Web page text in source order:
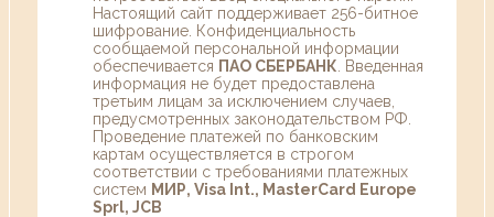
Настоящий сайт поддерживает 256-битное
шифрование. Конфиденциальность
сообщаемой персональной информации
обеспечивается ПАО СБЕРБАНК . Введенная
информация не будет предоставлена
третьим лицам за исключением случаев,
предусмотренных законодательством РФ.
Проведение платежей по банковским
картам осуществляется в строгом
соответствии с требованиями платежных
систем МИР, Visa Int., MasterCard Europe
Sprl, JCB